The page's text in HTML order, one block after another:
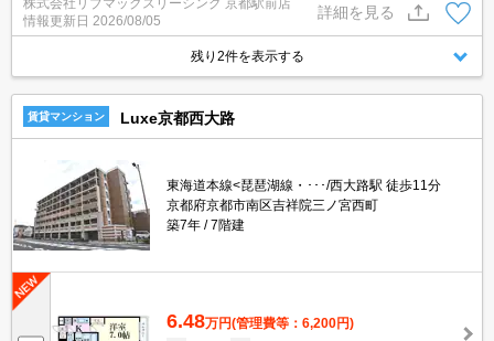
株式会社リブマックスリーシング 京都駅前店
情報更新日 2026/08/05
詳細を見る
残り2件を表示する
賃貸マンション Luxe京都西大路
東海道本線<琵琶湖線・･･･/西大路駅 徒歩11分
京都府京都市南区吉祥院三ノ宮西町
築7年
7階建
6.48万円(管理費等：6,200円)